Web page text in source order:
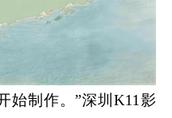
制作。”深圳K11影